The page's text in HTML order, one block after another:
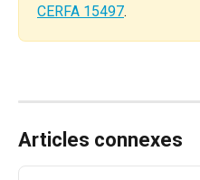
CERFA 15497.
Articles connexes